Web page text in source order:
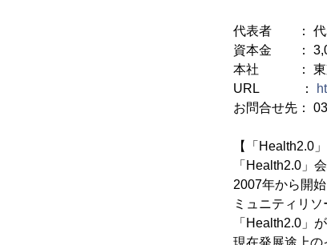
代表者 ： 代
資本金 ：
本社 ： 東京
URL ：
お問合せ先：
【「Health2.0
「Health2.0」
2007年から開
ミュニティリ
「Health2.0」
現在発展途上の